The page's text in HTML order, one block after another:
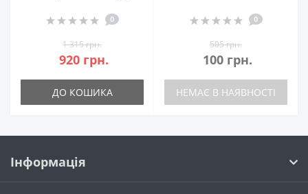
0
1 315 грн.
920 грн.
ДО КОШИКА
0
505 грн.
100 грн.
НЕМАЄ В НАЯВНОСТІ
Інформація